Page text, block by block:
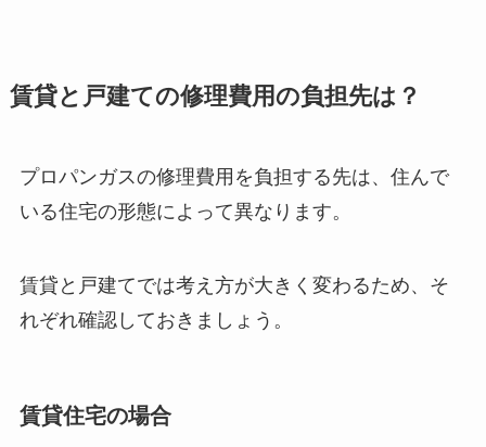
賃貸と戸建ての修理費用の負担先は？
プロパンガスの修理費用を負担する先は、住んで
いる住宅の形態によって異なります。
賃貸と戸建てでは考え方が大きく変わるため、そ
れぞれ確認しておきましょう。
賃貸住宅の場合